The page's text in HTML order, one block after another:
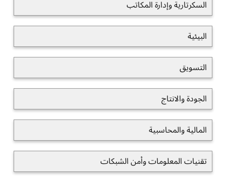
السكرتارية وإدارة المكاتب
البيئية
التسويق
الجودة والانتاج
المالية والمحاسبية
تقنيات المعلومات وأمن الشبكات